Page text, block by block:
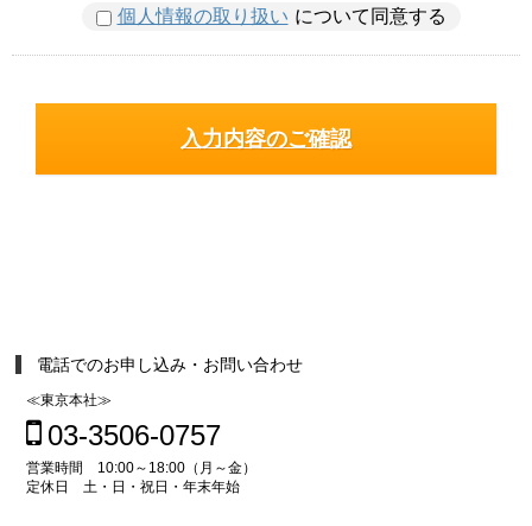
個人情報の取り扱い について同意する
電話でのお申し込み・お問い合わせ
≪東京本社≫
03-3506-0757
営業時間 10:00～18:00（月～金）
定休日 土・日・祝日・年末年始